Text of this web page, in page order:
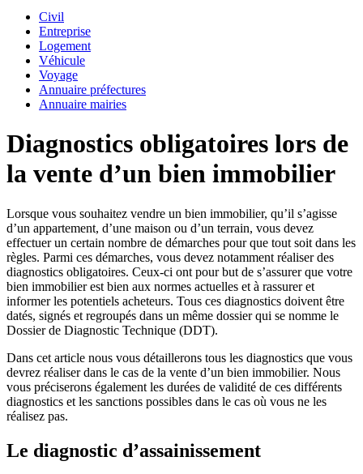
Civil
Entreprise
Logement
Véhicule
Voyage
Annuaire préfectures
Annuaire mairies
Diagnostics obligatoires lors de
la vente d’un bien immobilier
Lorsque vous souhaitez vendre un bien immobilier, qu’il s’agisse
d’un appartement, d’une maison ou d’un terrain, vous devez
effectuer un certain nombre de démarches pour que tout soit dans les
règles. Parmi ces démarches, vous devez notamment réaliser des
diagnostics obligatoires. Ceux-ci ont pour but de s’assurer que votre
bien immobilier est bien aux normes actuelles et à rassurer et
informer les potentiels acheteurs. Tous ces diagnostics doivent être
datés, signés et regroupés dans un même dossier qui se nomme le
Dossier de Diagnostic Technique (DDT).
Dans cet article nous vous détaillerons tous les diagnostics que vous
devrez réaliser dans le cas de la vente d’un bien immobilier. Nous
vous préciserons également les durées de validité de ces différents
diagnostics et les sanctions possibles dans le cas où vous ne les
réalisez pas.
Le diagnostic d’assainissement